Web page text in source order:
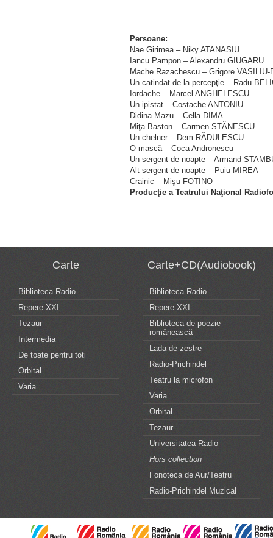
Persoane:
Nae Girimea – Niky ATANASIU
Iancu Pampon – Alexandru GIUGARU
Mache Razachescu – Grigore VASILIU-
Un catindat de la percepţie – Radu
Iordache – Marcel ANGHELESCU
Un ipistat – Costache ANTONIU
Didina Mazu – Cella DIMA
Miţa Baston – Carmen STĂNESCU
Un chelner – Dem RĂDULESCU
O mască – Coca Andronescu
Un sergent de noapte – Armand
Alt sergent de noapte – Puiu MIREA
Crainic – Mişu FOTINO
Producţie a Teatrului Naţional
Carte
Biblioteca Radio
Repere XXI
Tezaur
Intermedia
De toate pentru toti
Orbital
Varia
Carte+CD(Audiobook)
Biblioteca Radio
Repere XXI
Biblioteca de poezie
românească
Lada de zestre
Radio-Prichindel
Teatru la microfon
Varia
Orbital
Tezaur
Universitatea Radio
Hors collection
Fonoteca de Aur/Teatru
Radio-Prichindel Muzical